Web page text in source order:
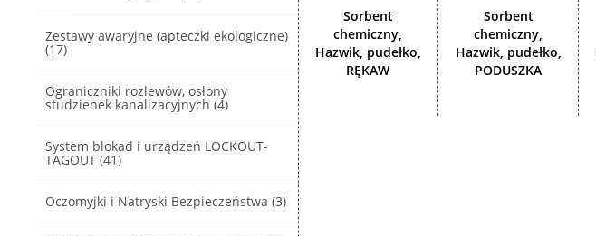
Zestawy awaryjne (apteczki ekologiczne)
(17)
Ograniczniki rozlewów, osłony
studzienek kanalizacyjnych (4)
System blokad i urządzeń LOCKOUT-
TAGOUT (41)
Oczomyjki i Natryski Bezpieczeństwa (3)
Sorbent
chemiczny,
Hazwik, pudełko,
RĘKAW
Sorbent
chemiczny,
Hazwik, pudełko,
PODUSZKA